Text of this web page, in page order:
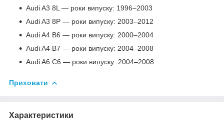
Audi A3 8L — роки випуску: 1996–2003
Audi A3 8P — роки випуску: 2003–2012
Audi A4 B6 — роки випуску: 2000–2004
Audi A4 B7 — роки випуску: 2004–2008
Audi A6 C6 — роки випуску: 2004–2008
Приховати
Характеристики